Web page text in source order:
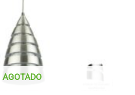
AGOTADO